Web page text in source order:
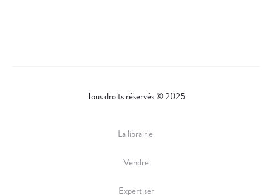
Tous droits réservés © 2025
La librairie
Vendre
Expertiser